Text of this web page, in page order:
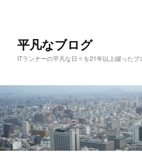
移
動
平凡なブログ
ITランナーの平凡な日々を21年以上綴ったブ